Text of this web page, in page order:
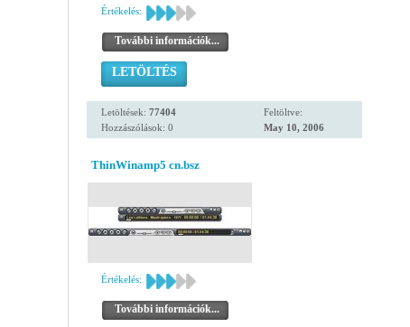
Értékelés:
További információk...
LETÖLTÉS
Letöltések: 77404
Hozzászólások: 0
Feltöltve:
May 10, 2006
ThinWinamp5 cn.bsz
Értékelés:
További információk...